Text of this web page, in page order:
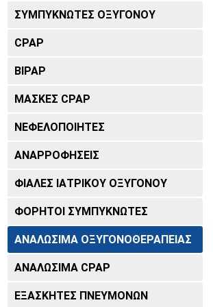
Πελματα Πάτοι
ΑΜΑΞΙΔΙΩΝ
Φλεβοκαθετήρες
Σπιρόμετρα
Χειρουργικά εργαλεία
ΣΥΜΠΥΚΝΩΤΕΣ ΟΞΥΓΟΝΟΥ
CPAP
BIPAP
ΜΑΣΚΕΣ CPAP
ΝΕΦΕΛΟΠΟΙΗΤΕΣ
ΑΝΑΡΡΟΦΗΣΕΙΣ
ΦΙΑΛΕΣ ΙΑΤΡΙΚΟΥ ΟΞΥΓΟΝΟΥ
ΦΟΡΗΤΟΙ ΣΥΜΠΥΚΝΩΤΕΣ
ΑΝΑΛΩΣΙΜΑ ΟΞΥΓΟΝΟΘΕΡΑΠΕΙΑΣ
ΑΝΑΛΩΣΙΜΑ CPAP
ΕΞΑΣΚΗΤΕΣ ΠΝΕΥΜΟΝΩΝ